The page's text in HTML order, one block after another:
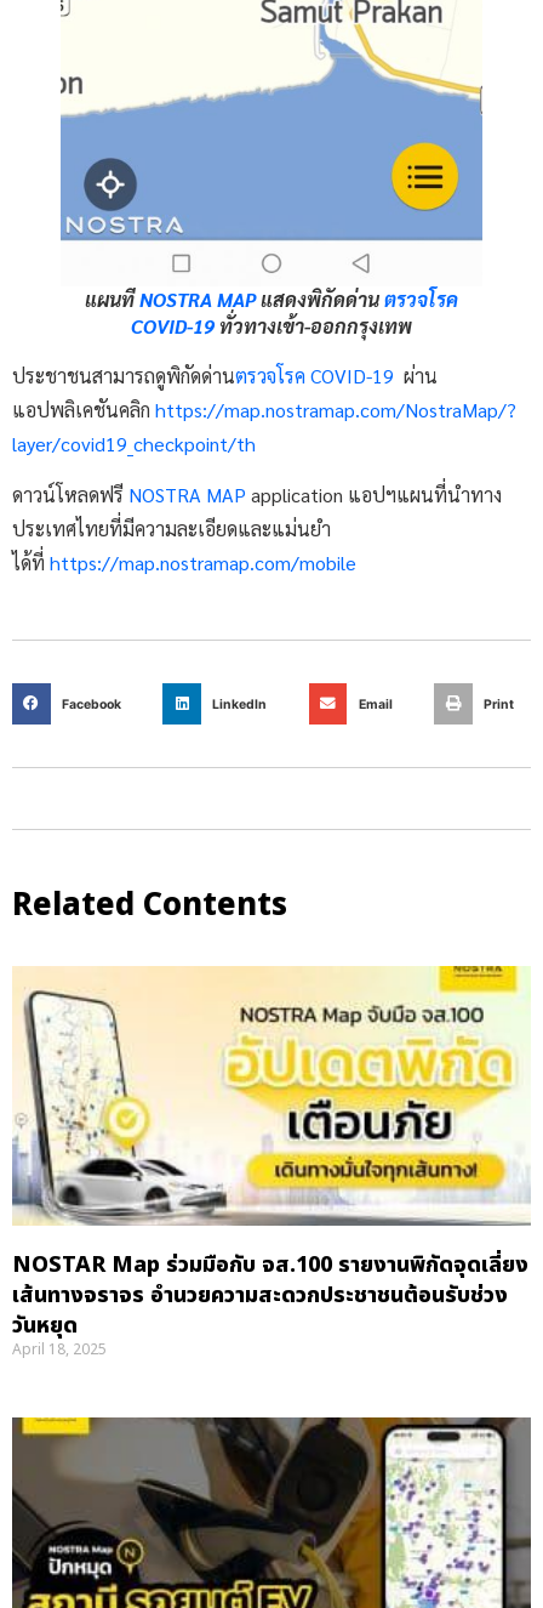
แผนที่NOSTRA MAPแสดงพิกัดด่านตรวจโรค
COVID-19ทั่วทางเข้า-ออกกรุงเทพ
ประชาชนสามารถดูพิกัดด่านตรวจโรค COVID-19 ผ่าน
แอปพลิเคชันคลิก https://map.nostramap.com/NostraMap/?
layer/covid19_checkpoint/th
ดาวน์โหลดฟรี NOSTRA MAP application แอปฯแผนที่นำทาง
ประเทศไทยที่มีความละเอียดและแม่นยำ
ได้ที่ https://map.nostramap.com/mobile
Facebook LinkedIn Email Print
Related Contents
NOSTAR Map ร่วมมือกับ จส.100 รายงานพิกัดจุดเลี่ยง
เส้นทางจราจร อำนวยความสะดวกประชาชนต้อนรับช่วง
วันหยุด
April 18, 2025